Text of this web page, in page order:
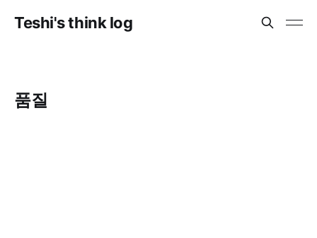
Teshi's think log
품질